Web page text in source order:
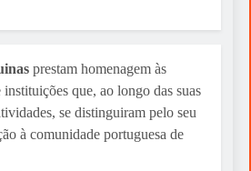
prestam homenagem às
instituições que, ao longo das suas
se distinguiram pelo seu
à comunidade portuguesa de